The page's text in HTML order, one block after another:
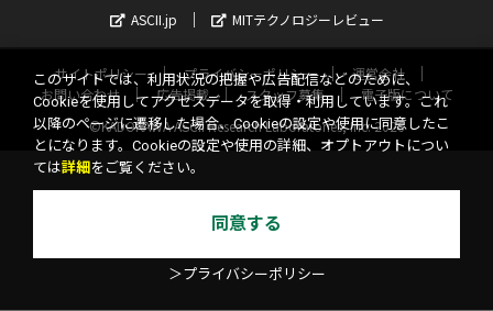
ASCII.jp
MITテクノロジーレビュー
サイトポリシー プライバシーポリシー
運営会社
お問い合わせ
広告掲載 スタッフ募集
電子版について
©KADOKAWA ASCII Research Laboratories, Inc. 2026
このサイトでは、利用状況の把握や広告配信などのために、
Cookieを使用してアクセスデータを取得・利用しています。これ
以降のページに遷移した場合、Cookieの設定や使用に同意したこ
とになります。Cookieの設定や使用の詳細、オプトアウトについ
ては詳細 をご覧ください。
同意する
＞プライバシーポリシー